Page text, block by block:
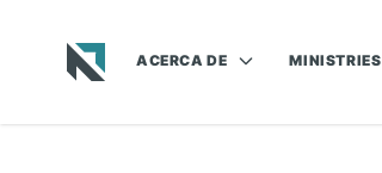
ACERCA DE MINISTRIES